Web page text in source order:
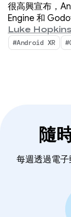
很高興宣布，
Engine 和
工作效率並啟用
和 Android XR
Luke Hopkins
#Android XR
隨
每週透過電